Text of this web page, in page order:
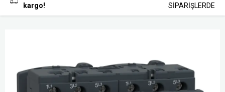
kargo!
SİPARİŞLERDE